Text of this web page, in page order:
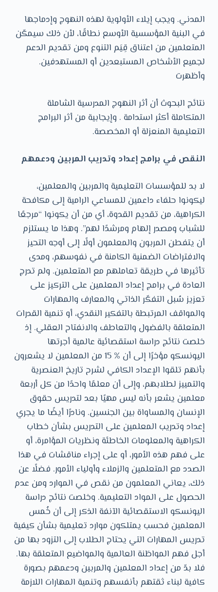
المدني. ويجب إيلاء الأولوية لهذه النهوج وإدماجها
في البنية المؤسسية الأوسع نطاقًا، لأن ذلك سيمكّن
المتعلمين من اعتناق قِيَم التنوع ومن تقديم الدعم
لجميع الأشخاص المستبعدين أو المستهدفين.
وأظهرت
نتائج البحوث أن أثر النهوج المدرسية الشاملة
المتكاملة أكثر استدامة . وإيجابية من أثر البرامج
التعليمية المنعزلة أو المخصصة.
النقص في برامج إعداد وتدريب المربين ودعمهم
لا بد للمؤسسات التعليمية والمربين والمعلمين،
ليكونوا حلفاء داعمين للمساعي الرامية إلى مكافحة
الكراهية، من تقديم القدوة، أي من أن يكونوا “مرجعًا
للشباب ومصدر إلهام ومرشدًا لهم”. وهذا ما يستلزم
أن يتفطن المربون والمعلمون أولًا إلى أوجه التحيز
والافتراضات الضمنية الكامنة في نفوسهم، ومدى
تأثيرها في طريقة تعاملهم مع المتعلمين. ولم تدرج
العادة في برامج إعداد المعلمين على التركيز على
تعزيز سُبل التفكّر الذاتي والمعارف والمهارات
والمواقف المرتبطة بالتفكير النقدي، أو تنمية القدرات
المتعلقة بالفضول والتعاطف والانفتاح العقلي. إذ
خلصت نتائج دراسة استقصائية عالمية أجرتها
اليونسكو مؤخرًا إلى أن % 15 من المعلمين لا يشعرون
بأنهم تلقوا الإعداد الكافي لشرح تاريخ العنصرية
والتمييز لطلابهم، وإلى أن معلمًا واحدًا من كل أربعة
معلمين يشعر بأنه ليس مهيًا بعد لتدريس حقوق
الإنسان والمساواة بين الجنسين. ونادرًا أيضًا ما يجري
إعداد وتدريب المعلمين على التدريس بشأن خطاب
الكراهية والمعلومات الخاطئة ونظريات المؤامرة، أو
على فهم هذه الأمور، أو على إجراء مناقشات في هذا
الصدد مع المتعلمين والزملاء وأولياء الأمور. فضلًا عن
ذلك، يعاني المعلمون من نقص في الموارد ومن عدم
الحصول على المواد التعليمية. وخلصت نتائج دراسة
اليونسكو الاستقصائية الآنفة الذكر إلى أن خُمس
المعلمين فحسب يمتلكون موارد تعليمية بشأن كيفية
تدريس المهارات التي يحتاج الطلاب إلى التزود بها من
أجل فهم المواطَنة العالمية والمواضيع المتعلقة بها.
فلا بدّ من إعداد المعلمين والمربين ودعمهم بصورة
كافية لبناء ثقتهم بأنفسهم وتنمية المهارات اللازمة